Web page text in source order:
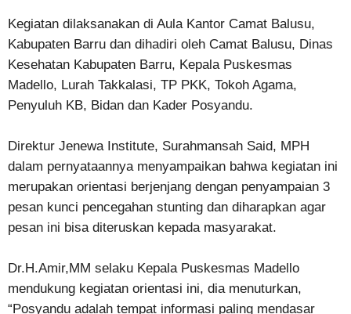
Kegiatan dilaksanakan di Aula Kantor Camat Balusu,
Kabupaten Barru dan dihadiri oleh Camat Balusu, Dinas
Kesehatan Kabupaten Barru, Kepala Puskesmas
Madello, Lurah Takkalasi, TP PKK, Tokoh Agama,
Penyuluh KB, Bidan dan Kader Posyandu.
Direktur Jenewa Institute, Surahmansah Said, MPH
dalam pernyataannya menyampaikan bahwa kegiatan ini
merupakan orientasi berjenjang dengan penyampaian 3
pesan kunci pencegahan stunting dan diharapkan agar
pesan ini bisa diteruskan kepada masyarakat.
Dr.H.Amir,MM selaku Kepala Puskesmas Madello
mendukung kegiatan orientasi ini, dia menuturkan,
“Posyandu adalah tempat informasi paling mendasar